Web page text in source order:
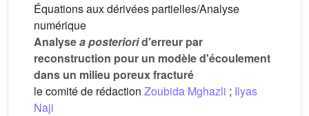
Équations aux dérivées partielles/Analyse
numérique
Analysea posteriorid'erreur par
reconstruction pour un modèle d'écoulement
dans un milieu poreux fracturé
le comité de rédaction Zoubida Mghazli ; Ilyas
Naji